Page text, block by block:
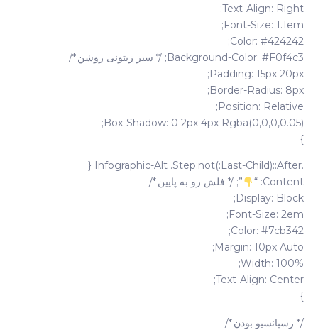
Text-Align: Right;
Font-Size: 1.1em;
Color: #424242;
Background-Color: #f0f4c3; /* سبز زیتونی روشن */
Padding: 15px 20px;
Border-Radius: 8px;
Position: Relative;
Box-Shadow: 0 2px 4px Rgba(0,0,0,0.05);
}
.infographic-Alt .step:not(:last-Child)::after {
Content: “
”; /* فلش رو به پایین */
Display: Block;
Font-Size: 2em;
Color: #7cb342;
Margin: 10px Auto;
Width: 100%;
Text-Align: Center;
}
/* رسپانسیو بودن */